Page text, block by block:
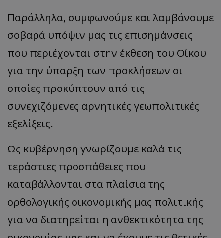
Παράλληλα, συμφωνούμε και λαμβάνουμε
σοβαρά υπόψιν μας τις επισημάνσεις
που περιέχονται στην έκθεση του Οίκου
για την ύπαρξη των προκλήσεων οι
οποίες προκύπτουν από τις
συνεχιζόμενες αρνητικές γεωπολιτικές
εξελίξεις.
Ως κυβέρνηση γνωρίζουμε καλά τις
τεράστιες προσπάθειες που
καταβάλλονται στα πλαίσια της
ορθολογικής οικονομικής μας πολιτικής
για να διατηρείται η ανθεκτικότητα της